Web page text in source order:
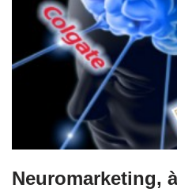
Neuromarketing,